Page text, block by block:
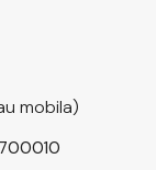
mobila)